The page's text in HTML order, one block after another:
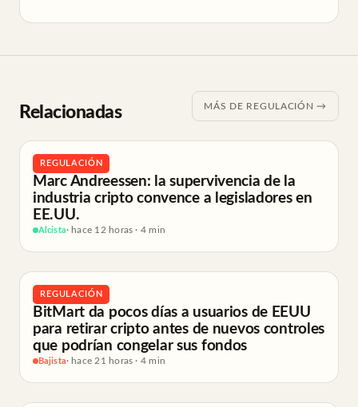
Relacionadas MÁS DE REGULACIÓN →
REGULACIÓN
Marc Andreessen: la supervivencia de la
industria cripto convence a legisladores en
EE.UU.
Alcista· hace 12 horas · 4 min
REGULACIÓN
BitMart da pocos días a usuarios de EEUU
para retirar cripto antes de nuevos controles
que podrían congelar sus fondos
Bajista· hace 21 horas · 4 min